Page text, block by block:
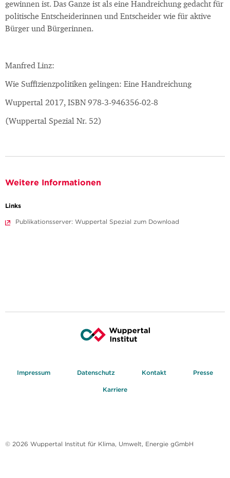
gewinnen ist. Das Ganze ist als eine Handreichung gedacht für
politische Entscheiderinnen und Entscheider wie für aktive
Bürger und Bürgerinnen.
Manfred Linz:
Wie Suffizienzpolitiken gelingen: Eine Handreichung
Wuppertal 2017, ISBN 978-3-946356-02-8
(Wuppertal Spezial Nr. 52)
Weitere Informationen
Links
Publikationsserver: Wuppertal Spezial zum Download
Impressum Datenschutz Kontakt Presse
Karriere
© 2026 Wuppertal Institut für Klima, Umwelt, Energie gGmbH